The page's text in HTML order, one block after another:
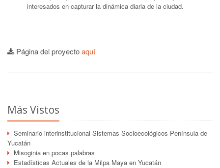
interesados en capturar la dinámica diaria de la ciudad.
Página del proyectoaquí
Más Vistos
Seminario interinstitucional Sistemas Socioecológicos Península de
Yucatán
Misoginia en pocas palabras
Estadísticas Actuales de la Milpa Maya en Yucatán